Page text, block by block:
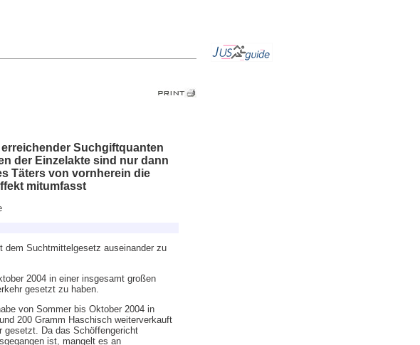
erreichender Suchgiftquanten
der Einzelakte sind nur dann
Täters von vornherein die
mitumfasst
dem Suchtmittelgesetz auseinander zu
2004 in einer insgesamt großen
gesetzt zu haben.
von Sommer bis Oktober 2004 in
200 Gramm Haschisch weiterverkauft
gesetzt. Da das Schöffengericht
ist, mangelt es an